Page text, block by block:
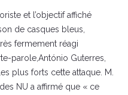
et l’objectif affiché
de casques bleus,
fermement réagi
parole,António Guterres,
plus forts cette attaque. M.
NU a affirmé que « ce